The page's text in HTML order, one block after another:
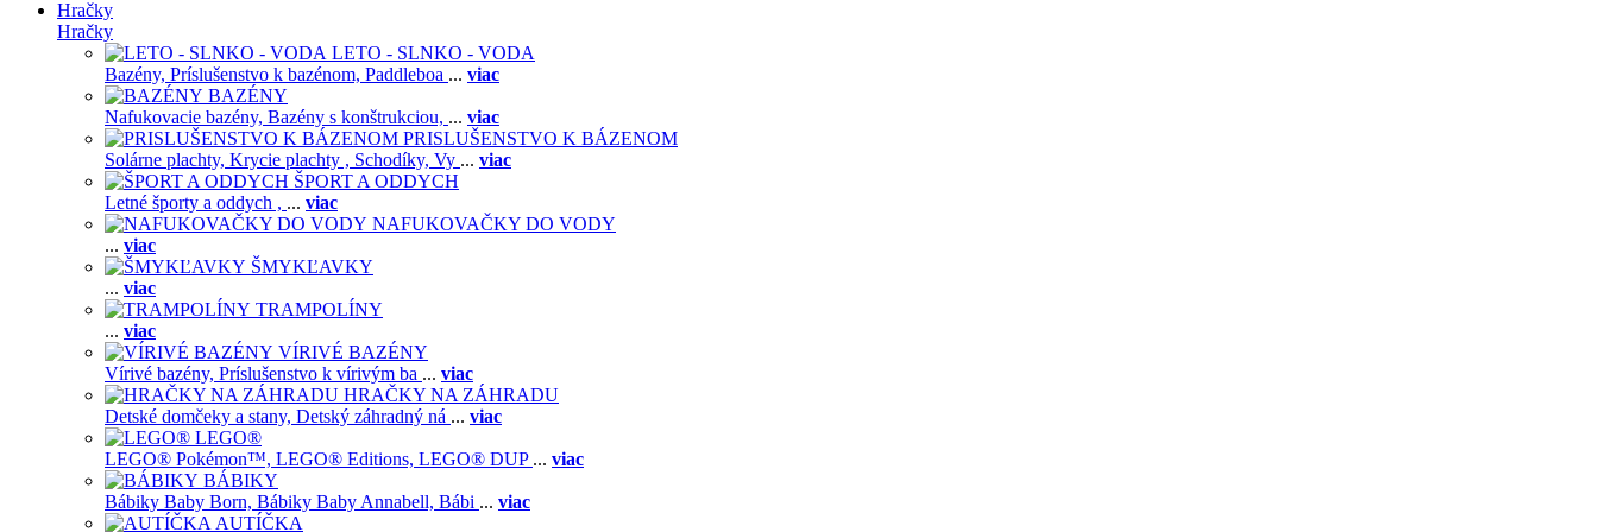
Hračky
Hračky
LETO - SLNKO - VODA
Bazény, Príslušenstvo k bazénom, Paddleboa ... viac
BAZÉNY
Nafukovacie bazény, Bazény s konštrukciou, ... viac
PRISLUŠENSTVO K BÁZENOM
Solárne plachty, Krycie plachty , Schodíky, Vy ... viac
ŠPORT A ODDYCH
Letné športy a oddych , ... viac
NAFUKOVAČKY DO VODY
... viac
ŠMYKĽAVKY
... viac
TRAMPOLÍNY
... viac
VÍRIVÉ BAZÉNY
Vírivé bazény, Príslušenstvo k vírivým ba ... viac
HRAČKY NA ZÁHRADU
Detské domčeky a stany, Detský záhradný ná ... viac
LEGO®
LEGO® Pokémon™, LEGO® Editions, LEGO® DUP ... viac
BÁBIKY
Bábiky Baby Born, Bábiky Baby Annabell, Bábi ... viac
AUTÍČKA